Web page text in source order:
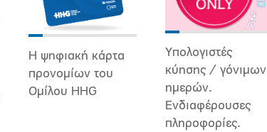
Η ψηφιακή κάρτα
προνομίων του
Ομίλου HHG
Υπολογιστές
κύησης / γόνιμων
ημερών.
Ενδιαφέρουσες
πληροφορίες.